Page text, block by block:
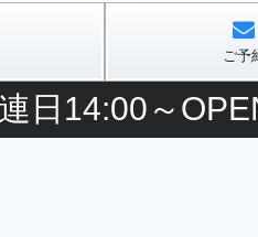
ご予
日14:00～